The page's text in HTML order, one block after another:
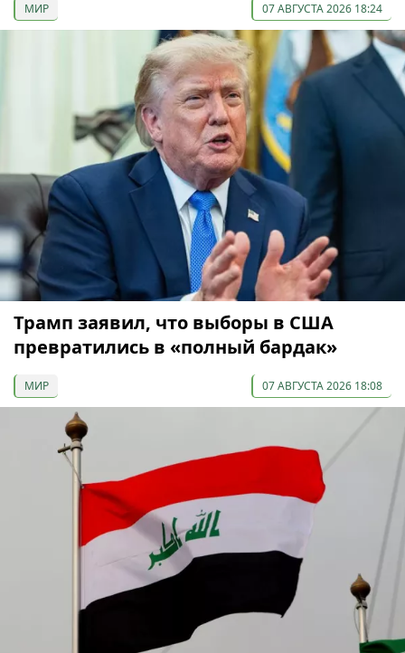
МИР 07 АВГУСТА 2026 18:24
Трамп заявил, что выборы в США
превратились в «полный бардак»
МИР 07 АВГУСТА 2026 18:08